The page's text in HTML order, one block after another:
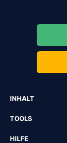
INHALT
TOOLS
HILFE